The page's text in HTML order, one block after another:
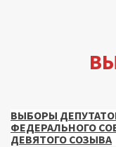
ВЫБОРЫ
ФЕДЕРАЛЬНОГО
ДЕВЯТОГО СОЗЫВА